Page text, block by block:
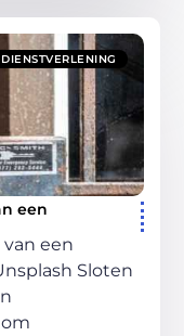
DIENSTVERLENING
een
een
Sloten